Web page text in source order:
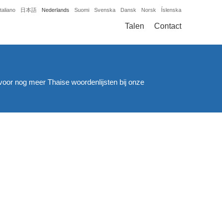
日本語 Nederlands Suomi Svenska Dansk Norsk Íslenska
Talen Contact
nog meer Thaise woordenlijsten bij onze